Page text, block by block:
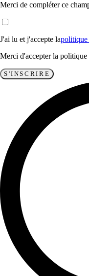
Merci de compléter ce
J'ai lu et j'accepte lapolitique
Merci d'accepter la
S'INSCRIRE